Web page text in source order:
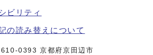
ビリティ
の読み替えについて
610-0393 京都府京田辺市